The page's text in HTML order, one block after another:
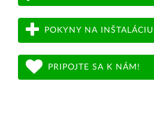
POKYNY NA INŠTALÁCIU
PRIPOJTE SA K NÁM!